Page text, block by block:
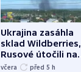
Ukrajina zasáhla
sklad Wildberries,
Rusové útočili na
trh, hasiče či
včera před 5 h